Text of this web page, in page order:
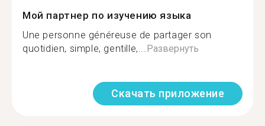
Мой партнер по изучению языка
Une personne généreuse de partager son
quotidien, simple, gentille,...Развернуть
Скачать приложение